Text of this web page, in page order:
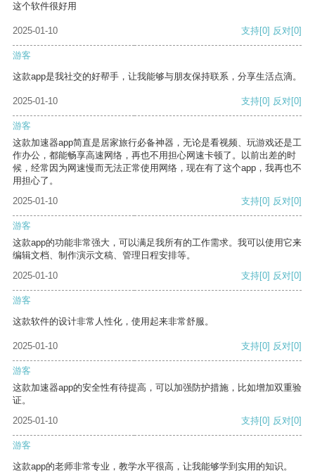
这个软件很好用
2025-01-10 支持[0] 反对[0]
游客
这款app是我社交的好帮手，让我能够与朋友保持联系，分享生活点滴。
2025-01-10 支持[0] 反对[0]
游客
这款加速器app简直是居家旅行必备神器，无论是看视频、玩游戏还是工
作办公，都能畅享高速网络，再也不用担心网速卡顿了。以前出差的时
候，经常因为网速慢而无法正常使用网络，现在有了这个app，我再也不
用担心了。
2025-01-10
支持[0] 反对[0]
游客
这款app的功能非常强大，可以满足我所有的工作需求。我可以使用它来
编辑文档、制作演示文稿、管理日程安排等。
2025-01-10
支持[0] 反对[0]
游客
这款软件的设计非常人性化，使用起来非常舒服。
2025-01-10 支持[0] 反对[0]
游客
这款加速器app的安全性有待提高，可以加强防护措施，比如增加双重验
证。
2025-01-10
支持[0] 反对[0]
游客
这款app的老师非常专业，教学水平很高，让我能够学到实用的知识。